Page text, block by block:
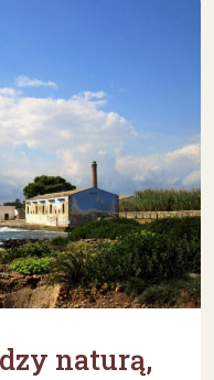
naturą,